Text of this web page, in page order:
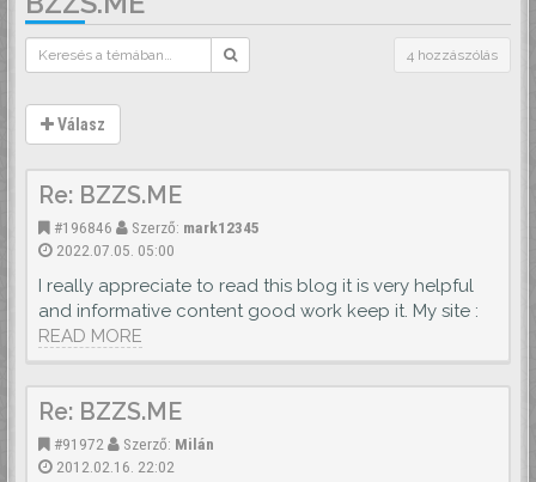
4 hozzászólás
Válasz
Re: BZZS.ME
#196846 Szerző: mark12345
2022.07.05. 05:00
I really appreciate to read this blog it is very helpful
and informative content good work keep it. My site :
READ MORE
Re: BZZS.ME
#91972 Szerző: Milán
2012.02.16. 22:02